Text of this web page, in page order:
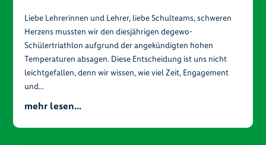
Liebe Lehrerinnen und Lehrer, liebe Schulteams, schweren
Herzens mussten wir den diesjährigen degewo-
Schülertriathlon aufgrund der angekündigten hohen
Temperaturen absagen. Diese Entscheidung ist uns nicht
leichtgefallen, denn wir wissen, wie viel Zeit, Engagement
und...
mehr lesen...